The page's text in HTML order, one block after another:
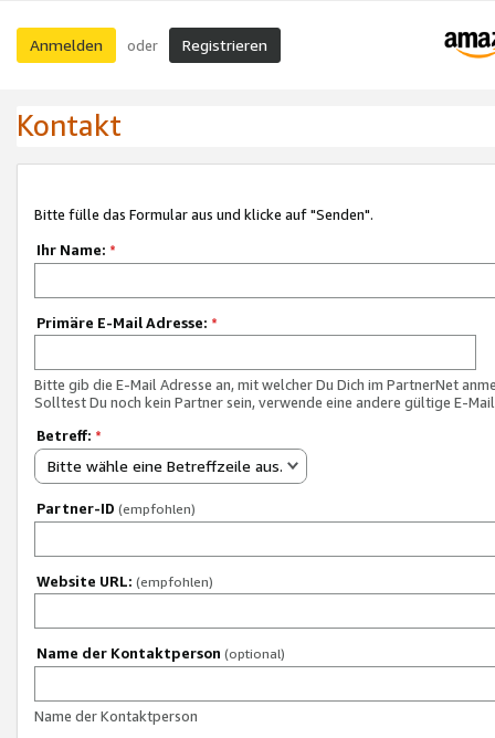
Anmelden oder Registrieren
Kontakt
Bitte fülle das Formular aus und klicke auf "Senden".
Ihr Name: *
Primäre E-Mail Adresse: *
Bitte gib die E-Mail Adresse an, mit welcher Du Dich im PartnerNet
Solltest Du noch kein Partner sein, verwende eine andere gültige E-
Betreff: *
Bitte wähle eine Betreffzeile aus.
Partner-ID (empfohlen)
Website URL: (empfohlen)
Name der Kontaktperson (optional)
Name der Kontaktperson